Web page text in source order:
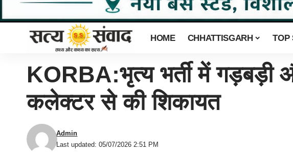
HOME CHHATTISGARH TOP
KORBA:भृत्य भर्ती में गड़बड़ी
कलेक्टर से की शिकायत
Last updated: 05/07/2026 2:51 PM
Admin